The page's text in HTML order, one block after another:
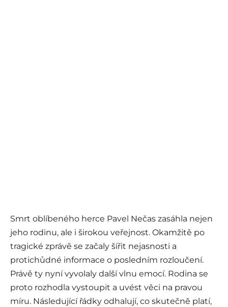
Smrt oblíbeného herce Pavel Nečas zasáhla nejen
jeho rodinu, ale i širokou veřejnost. Okamžitě po
tragické zprávě se začaly šířit nejasnosti a
protichůdné informace o posledním rozloučení.
Právě ty nyní vyvolaly další vlnu emocí. Rodina se
proto rozhodla vystoupit a uvést věci na pravou
míru. Následující řádky odhalují, co skutečně platí,